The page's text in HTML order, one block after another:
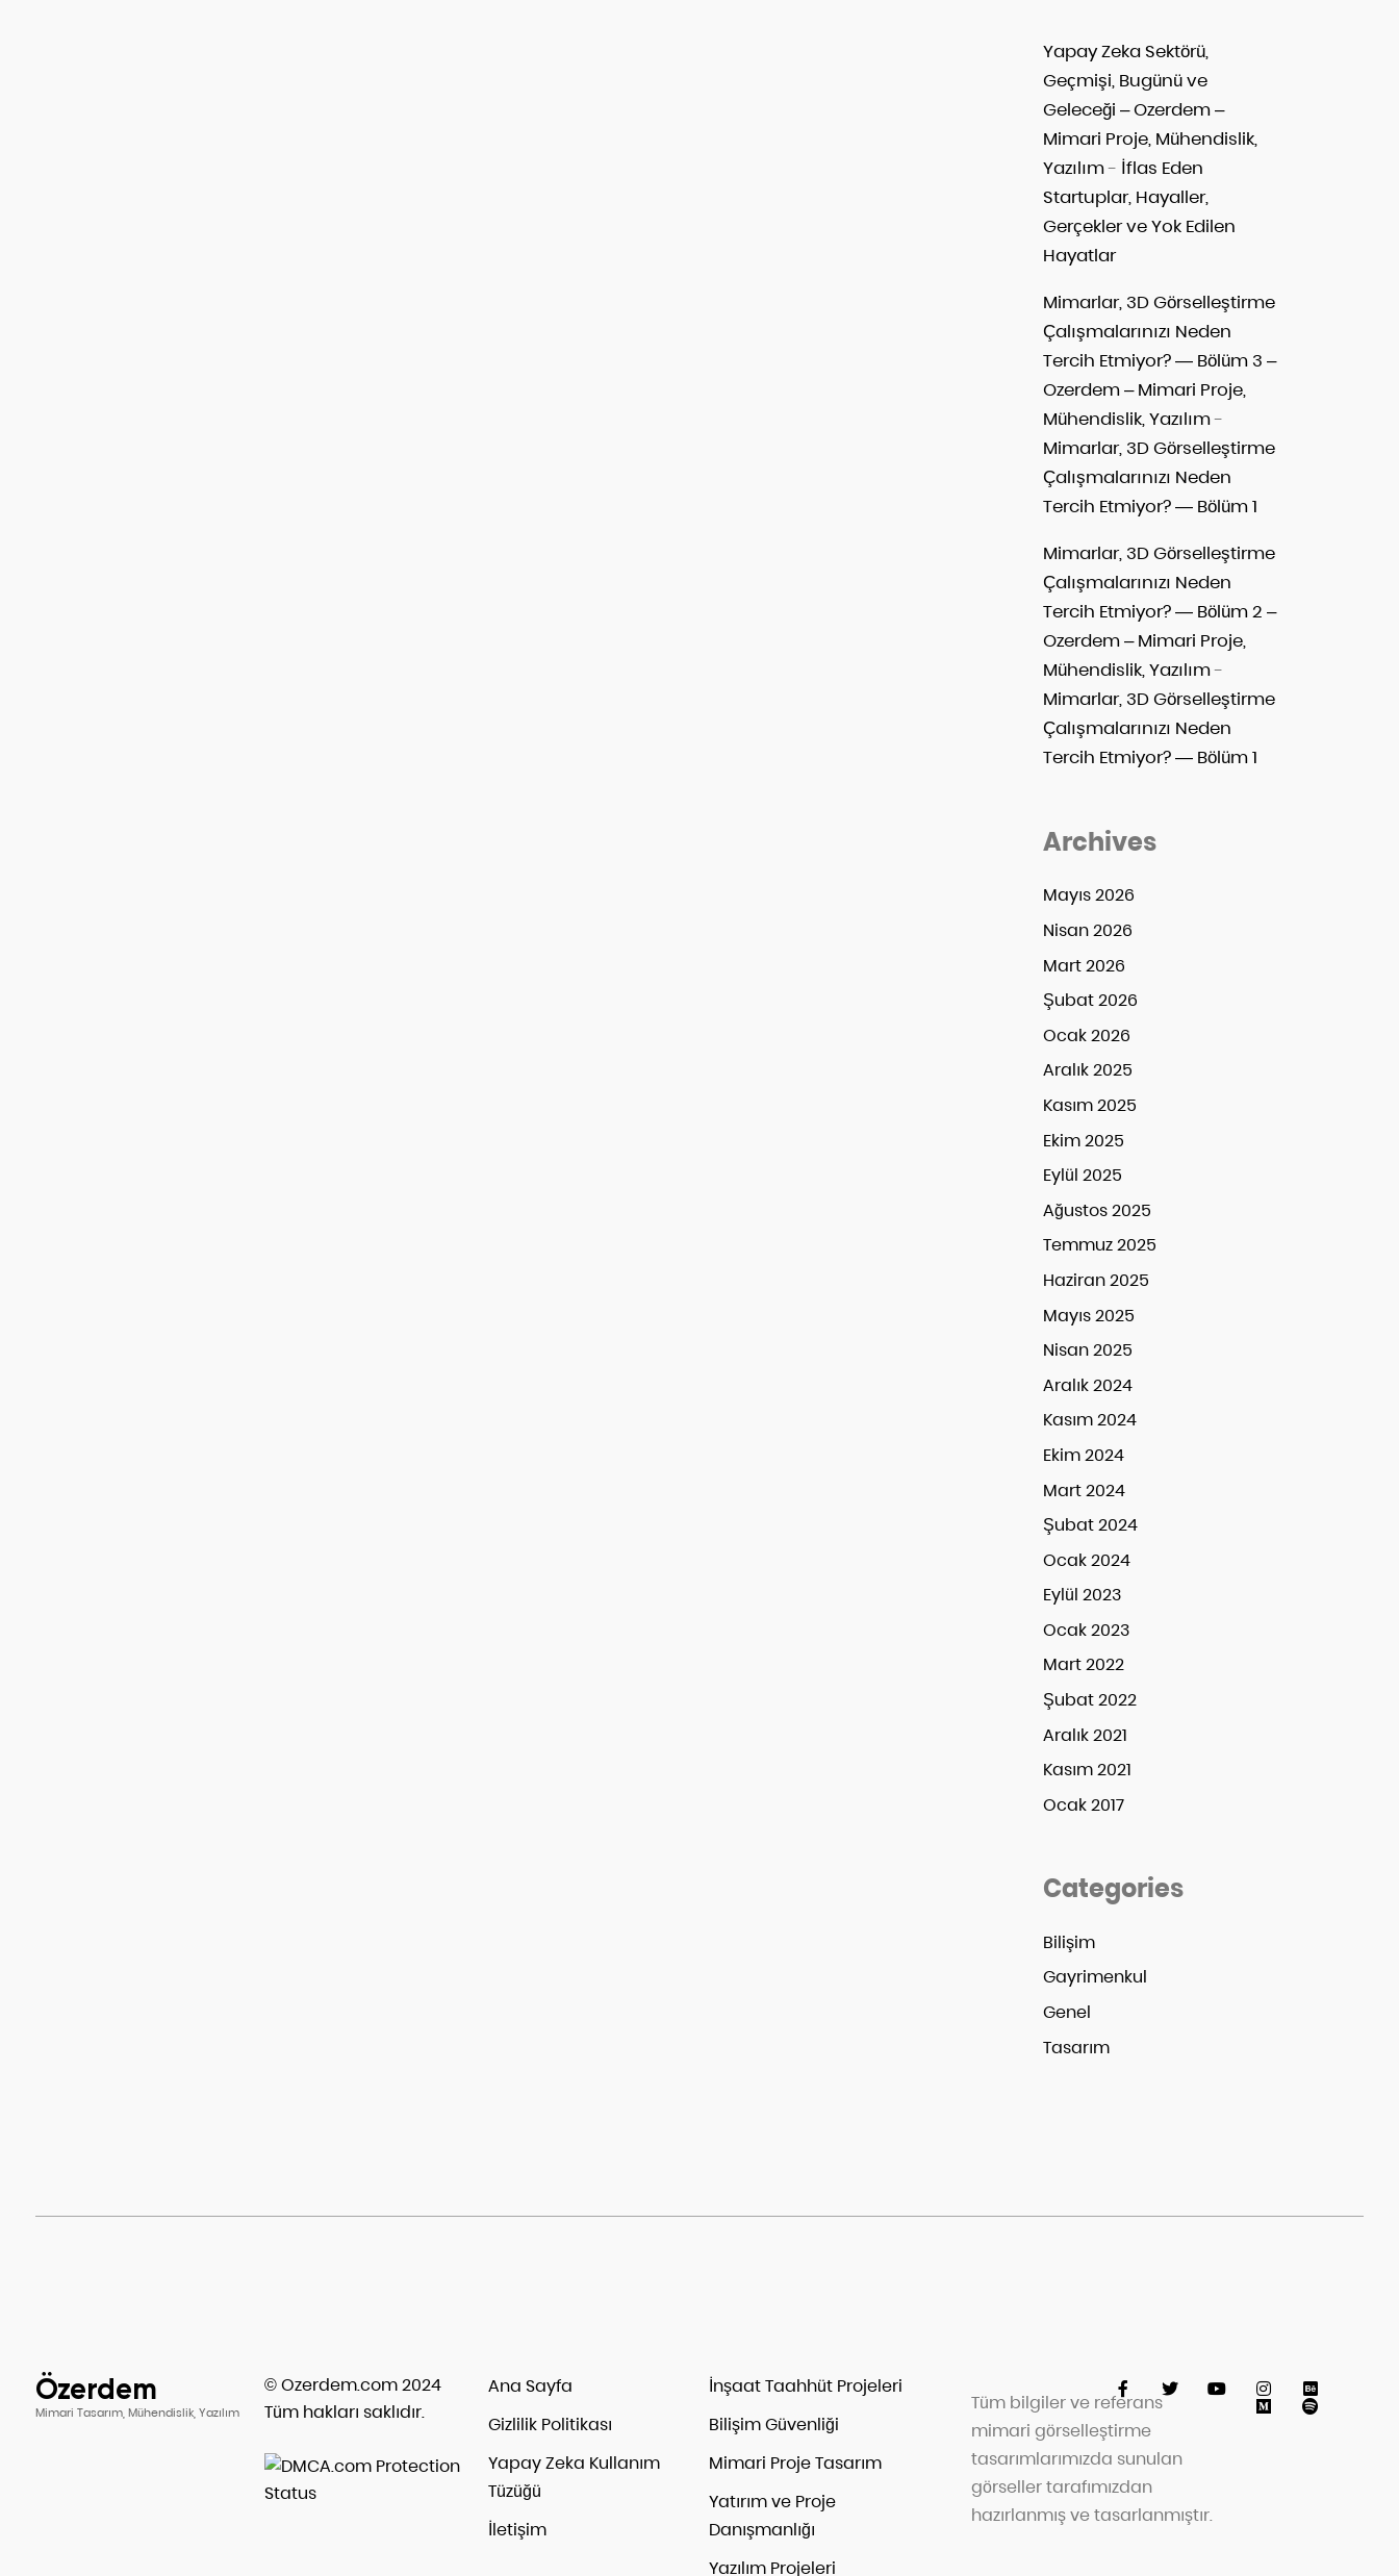
Yapay Zeka Sektörü,
Geçmişi, Bugünü ve
Geleceği – Ozerdem –
Mimari Proje, Mühendislik,
Yazılım- İflas Eden
Startuplar, Hayaller,
Gerçekler ve Yok Edilen
Hayatlar
Mimarlar, 3D Görselleştirme
Çalışmalarınızı Neden
Tercih Etmiyor? — Bölüm 3 –
Ozerdem – Mimari Proje,
Mühendislik, Yazılım-
Mimarlar, 3D Görselleştirme
Çalışmalarınızı Neden
Tercih Etmiyor? — Bölüm 1
Mimarlar, 3D Görselleştirme
Çalışmalarınızı Neden
Tercih Etmiyor? — Bölüm 2 –
Ozerdem – Mimari Proje,
Mühendislik, Yazılım-
Mimarlar, 3D Görselleştirme
Çalışmalarınızı Neden
Tercih Etmiyor? — Bölüm 1
Archives
Mayıs 2026
Nisan 2026
Mart 2026
Şubat 2026
Ocak 2026
Aralık 2025
Kasım 2025
Ekim 2025
Eylül 2025
Ağustos 2025
Temmuz 2025
Haziran 2025
Mayıs 2025
Nisan 2025
Aralık 2024
Kasım 2024
Ekim 2024
Mart 2024
Şubat 2024
Ocak 2024
Eylül 2023
Ocak 2023
Mart 2022
Şubat 2022
Aralık 2021
Kasım 2021
Ocak 2017
Categories
Bilişim
Gayrimenkul
Genel
Tasarım
Özerdem
Mimari Tasarım, Mühendislik, Yazılım
© Ozerdem.com 2024
Tüm hakları saklıdır.
Ana Sayfa
Gizlilik Politikası
Yapay Zeka Kullanım
Tüzüğü
İletişim
İnşaat Taahhüt Projeleri
Bilişim Güvenliği
Mimari Proje Tasarım
Yatırım ve Proje
Danışmanlığı
Yazılım Projeleri
Tüm bilgiler ve referans
mimari görselleştirme
tasarımlarımızda sunulan
görseller tarafımızdan
hazırlanmış ve tasarlanmıştır.